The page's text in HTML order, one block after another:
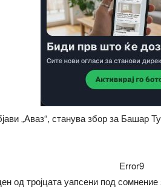
„Аваз“, станува збор за Башар
Error9
од тројцата уапсени под сомнение